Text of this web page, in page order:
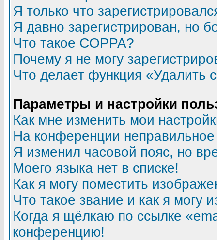
Я только что
Я давно зарегистрирован, но
Что такое COPPA?
Почему я не могу
Что делает функция «Удалить
Параметры и настройки
Как мне изменить мои
На конференции
Я изменил часовой пояс, но
Моего языка нет в списке!
Как я могу поместить
Что такое звание и как я могу
Когда я щёлкаю по ссылке
конференцию!